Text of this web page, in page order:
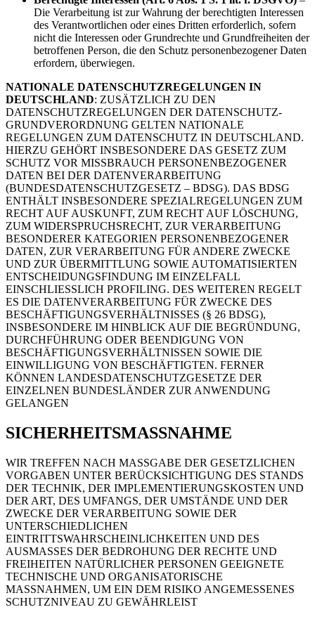
Die Verarbeitung ist zur Wahrung der berechtigten Interessen
des Verantwortlichen oder eines Dritten erforderlich, sofern
nicht die Interessen oder Grundrechte und Grundfreiheiten der
betroffenen Person, die den Schutz personenbezogener Daten
erfordern, überwiegen.
NATIONALE DATENSCHUTZREGELUNGEN IN
DEUTSCHLAND: ZUSÄTZLICH ZU DEN
DATENSCHUTZREGELUNGEN DER DATENSCHUTZ-
GRUNDVERORDNUNG GELTEN NATIONALE
REGELUNGEN ZUM DATENSCHUTZ IN DEUTSCHLAND.
HIERZU GEHÖRT INSBESONDERE DAS GESETZ ZUM
SCHUTZ VOR MISSBRAUCH PERSONENBEZOGENER
DATEN BEI DER DATENVERARBEITUNG
(BUNDESDATENSCHUTZGESETZ – BDSG). DAS BDSG
ENTHÄLT INSBESONDERE SPEZIALREGELUNGEN ZUM
RECHT AUF AUSKUNFT, ZUM RECHT AUF LÖSCHUNG,
ZUM WIDERSPRUCHSRECHT, ZUR VERARBEITUNG
BESONDERER KATEGORIEN PERSONENBEZOGENER
DATEN, ZUR VERARBEITUNG FÜR ANDERE ZWECKE
UND ZUR ÜBERMITTLUNG SOWIE AUTOMATISIERTEN
ENTSCHEIDUNGSFINDUNG IM EINZELFALL
EINSCHLIESSLICH PROFILING. DES WEITEREN REGELT
ES DIE DATENVERARBEITUNG FÜR ZWECKE DES
BESCHÄFTIGUNGSVERHÄLTNISSES (§ 26 BDSG),
INSBESONDERE IM HINBLICK AUF DIE BEGRÜNDUNG,
DURCHFÜHRUNG ODER BEENDIGUNG VON
BESCHÄFTIGUNGSVERHÄLTNISSEN SOWIE DIE
EINWILLIGUNG VON BESCHÄFTIGTEN. FERNER
KÖNNEN LANDESDATENSCHUTZGESETZE DER
EINZELNEN BUNDESLÄNDER ZUR ANWENDUNG
GELANGEN
SICHERHEITSMASSNAHME
WIR TREFFEN NACH MASSGABE DER GESETZLICHEN
VORGABEN UNTER BERÜCKSICHTIGUNG DES STANDS
DER TECHNIK, DER IMPLEMENTIERUNGSKOSTEN UND
DER ART, DES UMFANGS, DER UMSTÄNDE UND DER
ZWECKE DER VERARBEITUNG SOWIE DER
UNTERSCHIEDLICHEN
EINTRITTSWAHRSCHEINLICHKEITEN UND DES
AUSMASSES DER BEDROHUNG DER RECHTE UND
FREIHEITEN NATÜRLICHER PERSONEN GEEIGNETE
TECHNISCHE UND ORGANISATORISCHE
MASSNAHMEN, UM EIN DEM RISIKO ANGEMESSENES
SCHUTZNIVEAU ZU GEWÄHRLEIST